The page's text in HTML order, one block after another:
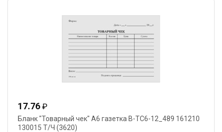
17.76 ₽
Бланк "Товарный чек" А6 газетка В-ТС6-12_489 161210
130015 Т/Ч (3620)